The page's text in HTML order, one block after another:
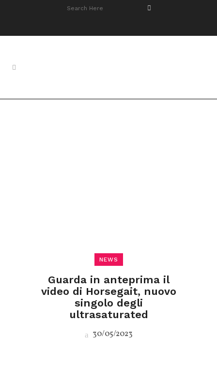
NEWS
Guarda in anteprima il
video di Horsegait, nuovo
singolo degli
ultrasaturated
30/05/2023